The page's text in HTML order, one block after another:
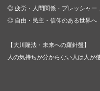
◎ 疲労・人間関係・プレッシャー
◎ 自由・民主・信仰のある世界へ
【大川隆法・未来への羅針盤】
人の気持ちが分からない人は人が